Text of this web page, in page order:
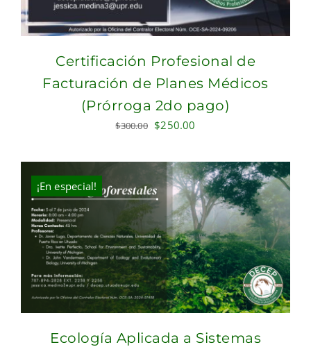
Certificación Profesional de
Facturación de Planes Médicos
(Prórroga 2do pago)
$300.00 Original
was:
$300.00.
$250.00
is:
$250.00.
¡En especial!
Ecología Aplicada a Sistemas